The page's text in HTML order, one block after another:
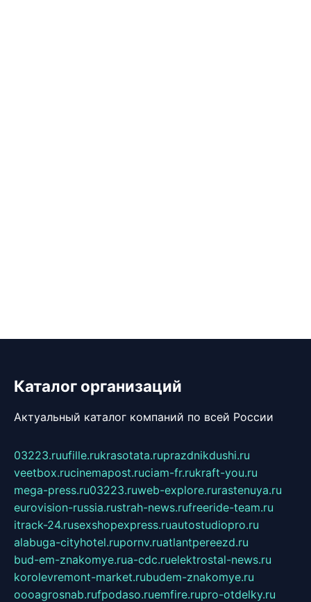
Каталог организаций
Актуальный каталог компаний по всей России
03223.ruufille.rukrasotata.ruprazdnikdushi.ru
veetbox.rucinemapost.ruciam-fr.rukraft-you.ru
mega-press.ru03223.ruweb-explore.rurastenuya.ru
eurovision-russia.rustrah-news.rufreeride-team.ru
itrack-24.rusexshopexpress.ruautostudiopro.ru
alabuga-cityhotel.rupornv.ruatlantpereezd.ru
bud-em-znakomye.rua-cdc.ruelektrostal-news.ru
korolevremont-market.rubudem-znakomye.ru
oooagrosnab.rufpodaso.ruemfire.rupro-otdelky.ru